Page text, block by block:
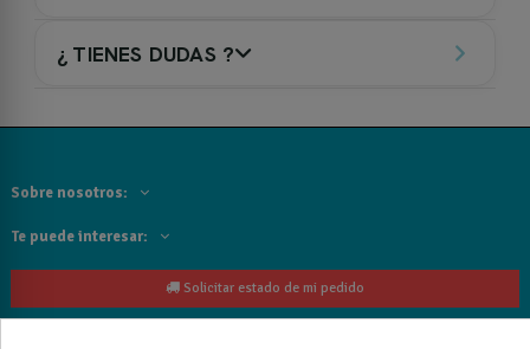
¿ TIENES DUDAS ?
Sobre nosotros:
Te puede interesar:
Solicitar estado de mi pedido